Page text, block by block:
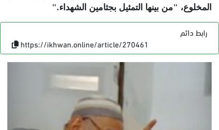
المخلوع، "من بينها التمثيل بجثامين الشهداء".
رابط دائم
https://ikhwan.online/article/270461